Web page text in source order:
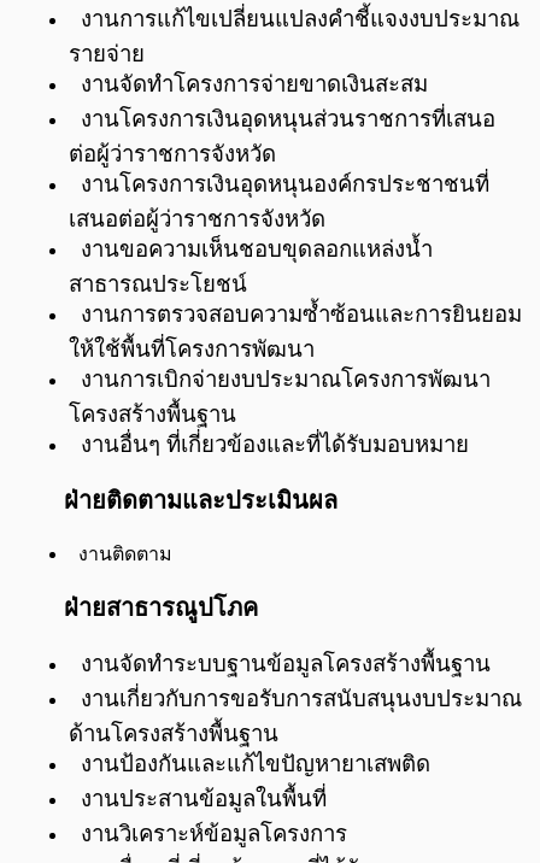
งานการแก้ไขเปลี่ยนแปลงคำชี้แจงงบประมาณ
รายจ่าย
งานจัดทำโครงการจ่ายขาดเงินสะสม
งานโครงการเงินอุดหนุนส่วนราชการที่เสนอ
ต่อผู้ว่าราชการจังหวัด
งานโครงการเงินอุดหนุนองค์กรประชาชนที่
เสนอต่อผู้ว่าราชการจังหวัด
งานขอความเห็นชอบขุดลอกแหล่งน้ำ
สาธารณประโยชน์
งานการตรวจสอบความซ้ำซ้อนและการยินยอม
ให้ใช้พื้นที่โครงการพัฒนา
งานการเบิกจ่ายงบประมาณโครงการพัฒนา
โครงสร้างพื้นฐาน
งานอื่นๆ ที่เกี่ยวข้องและที่ได้รับมอบหมาย
ฝ่ายติดตามและประเมินผล
งานติดตาม
ฝ่ายสาธารณูปโภค
งานจัดทำระบบฐานข้อมูลโครงสร้างพื้นฐาน
งานเกี่ยวกับการขอรับการสนับสนุนงบประมาณ
ด้านโครงสร้างพื้นฐาน
งานป้องกันและแก้ไขปัญหายาเสพติด
งานประสานข้อมูลในพื้นที่
งานวิเคราะห์ข้อมูลโครงการ